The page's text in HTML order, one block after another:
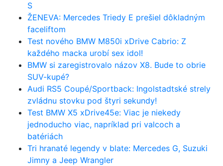
S
ŽENEVA: Mercedes Triedy E prešiel dôkladným
faceliftom
Test nového BMW M850i xDrive Cabrio: Z
každého macka urobí sex idol!
BMW si zaregistrovalo názov X8. Bude to obrie
SUV-kupé?
Audi RS5 Coupé/Sportback: Ingolstadtské strely
zvládnu stovku pod štyri sekundy!
Test BMW X5 xDrive45e: Viac je niekedy
jednoducho viac, napríklad pri valcoch a
batériách
Tri hranaté legendy v blate: Mercedes G, Suzuki
Jimny a Jeep Wrangler